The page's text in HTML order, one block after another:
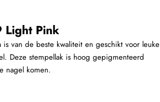
Light Pink
van de beste kwaliteit en geschikt voor leuke
Deze stempellak is hoog gepigmenteerd
nagel komen.